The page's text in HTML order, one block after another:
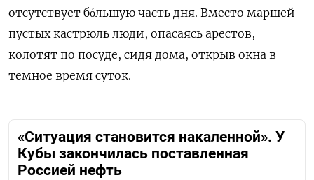
отсутствует бόльшую часть дня. Вместо маршей
пустых кастрюль люди, опасаясь арестов,
колотят по посуде, сидя дома, открыв окна в
темное время суток.
«Ситуация становится накаленной». У
Кубы закончилась поставленная
Россией нефть